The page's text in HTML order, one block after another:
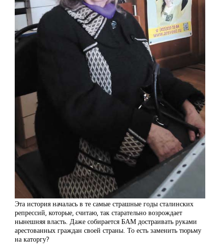
Эта история началась в те самые страшные годы сталинских
репрессий, которые, считаю, так старательно возрождает
нынешняя власть. Даже собирается БАМ достраивать руками
арестованных граждан своей страны. То есть заменить тюрьму
на каторгу?